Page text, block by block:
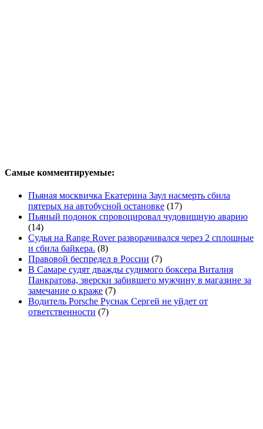
Самые комментируемые:
Пьяная москвичка Екатерина Заул насмерть сбила
пятерых на автобусной остановке (17)
Пьяный подонок спровоцировал чудовищную аварию
(14)
Судья на Range Rover разворачивался через 2 сплошные
и сбила байкера. (8)
Правовой беспредел в России (7)
В Самаре судят дважды судимого боксера Виталия
Панкратова, зверски забившего мужчину в магазине за
замечание о краже (7)
Водитель Porsche Руснак Сергей не уйдет от
ответственности (7)